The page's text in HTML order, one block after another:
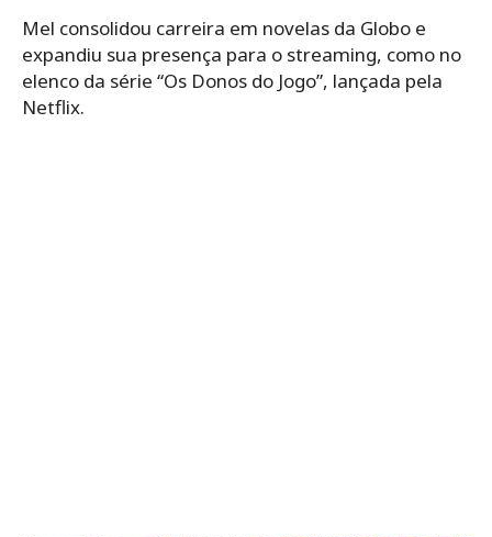
Mel consolidou carreira em novelas da Globo e
expandiu sua presença para o streaming, como no
elenco da série “Os Donos do Jogo”, lançada pela
Netflix.